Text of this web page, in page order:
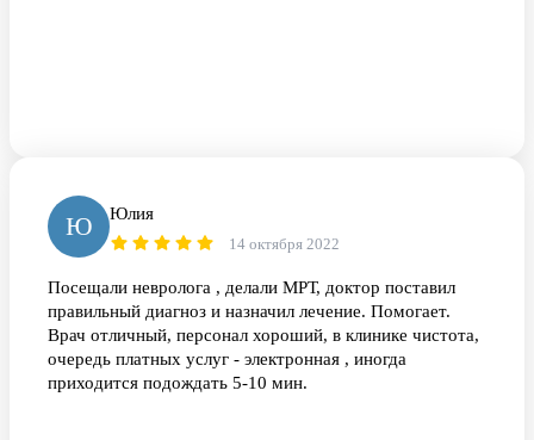
Ю Юлия
14 октября 2022
Посещали невролога , делали МРТ, доктор поставил
правильный диагноз и назначил лечение. Помогает.
Врач отличный, персонал хороший, в клинике чистота,
очередь платных услуг - электронная , иногда
приходится подождать 5-10 мин.